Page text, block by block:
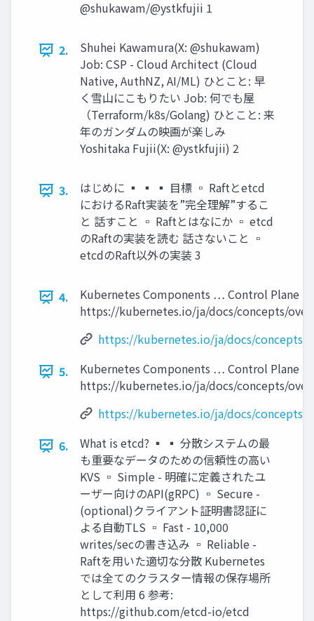
@shukawam/@ystkfujii 1
2.
Shuhei Kawamura(X: @shukawam)
Job: CSP - Cloud Architect (Cloud
Native, AuthNZ, AI/ML) ひとこと: 早
く雪山にこもりたい Job: 何でも屋
（Terraform/k8s/Golang) ひとこと: 来
年のガンダムの映画が楽しみ
Yoshitaka Fujii(X: @ystkfujii) 2
3.
はじめに ▪ ▪ ▪ 目標 ▫ Raftとetcd
におけるRaft実装を”完全理解”するこ
と 話すこと ▫ Raftとはなにか ▫ etcd
のRaftの実装を読む 話さないこと ▫
etcdのRaft以外の実装 3
4.
Kubernetes Components … Control Plane
https://kubernetes.io/ja/docs/concepts/
https://kubernetes.io/ja/docs/concepts/
5.
Kubernetes Components … Control Plane
https://kubernetes.io/ja/docs/concepts/
https://kubernetes.io/ja/docs/concepts/
6.
What is etcd? ▪ ▪ 分散システムの最
も重要なデータのための信頼性の高い
KVS ▫ Simple - 明確に定義されたユ
ーザー向けのAPI(gRPC) ▫ Secure -
(optional)クライアント証明書認証に
よる自動TLS ▫ Fast - 10,000
writes/secの書き込み ▫ Reliable -
Raftを用いた適切な分散 Kubernetes
では全てのクラスター情報の保存場所
として利用 6 参考:
https://github.com/etcd-io/etcd